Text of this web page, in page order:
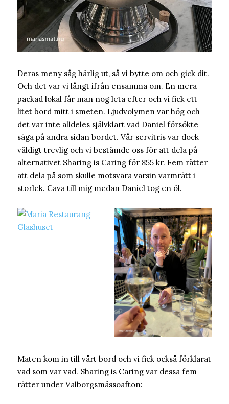
Deras meny såg härlig ut, så vi bytte om och gick dit.
Och det var vi långt ifrån ensamma om. En mera
packad lokal får man nog leta efter och vi fick ett
litet bord mitt i smeten. Ljudvolymen var hög och
det var inte alldeles självklart vad Daniel försökte
säga på andra sidan bordet. Vår servitris var dock
väldigt trevlig och vi bestämde oss för att dela på
alternativet Sharing is Caring för 855 kr. Fem rätter
att dela på som skulle motsvara varsin varmrätt i
storlek. Cava till mig medan Daniel tog en öl.
Maten kom in till vårt bord och vi fick också förklarat
vad som var vad. Sharing is Caring var dessa fem
rätter under Valborgsmässoafton: